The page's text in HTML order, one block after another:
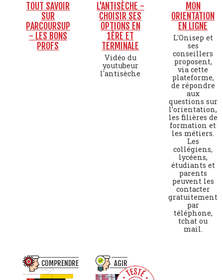
TOUT SAVOIR
SUR
PARCOURSUP
- LES BONS
PROFS
L'ANTISÈCHE -
CHOISIR SES
OPTIONS EN
1ÈRE ET
TERMINALE
Vidéo du
youtubeur
l'antisèche
MON
ORIENTATION
EN LIGNE
L'Onisep et
ses
conseillers
proposent,
via cette
plateforme,
de répondre
aux
questions sur
l’orientation,
les filières de
formation et
les métiers.
Les
collégiens,
lycéens,
étudiants et
parents
peuvent les
contacter
gratuitement
par
téléphone,
tchat ou
mail.
COMPRENDRE AGIR